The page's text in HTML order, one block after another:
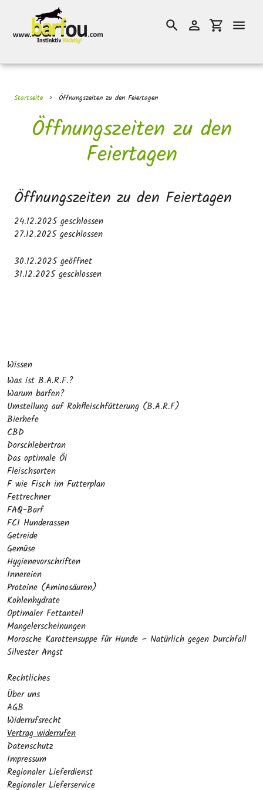
Inhalt
SuchenEinloggen
Startseite › Öffnungszeiten zu den Feiertagen
Öffnungszeiten zu den
Feiertagen
Öffnungszeiten zu den Feiertagen
24.12.2025 geschlossen
27.12.2025 geschlossen
30.12.2025 geöffnet
31.12.2025 geschlossen
Wissen
Was ist B.A.R.F.?
Warum barfen?
Umstellung auf Rohfleischfütterung (B.A.R.F)
Bierhefe
CBD
Dorschlebertran
Das optimale Öl
Fleischsorten
F wie Fisch im Futterplan
Fettrechner
FAQ-Barf
FCI Hunderassen
Getreide
Gemüse
Hygienevorschriften
Innereien
Proteine (Aminosäuren)
Kohlenhydrate
Optimaler Fettanteil
Mangelerscheinungen
Morosche Karottensuppe für Hunde – Natürlich gegen Durchfall
Silvester Angst
Rechtliches
Über uns
AGB
Widerrufsrecht
Vertrag widerrufen
Datenschutz
Impressum
Regionaler Lieferdienst
Regionaler Lieferservice